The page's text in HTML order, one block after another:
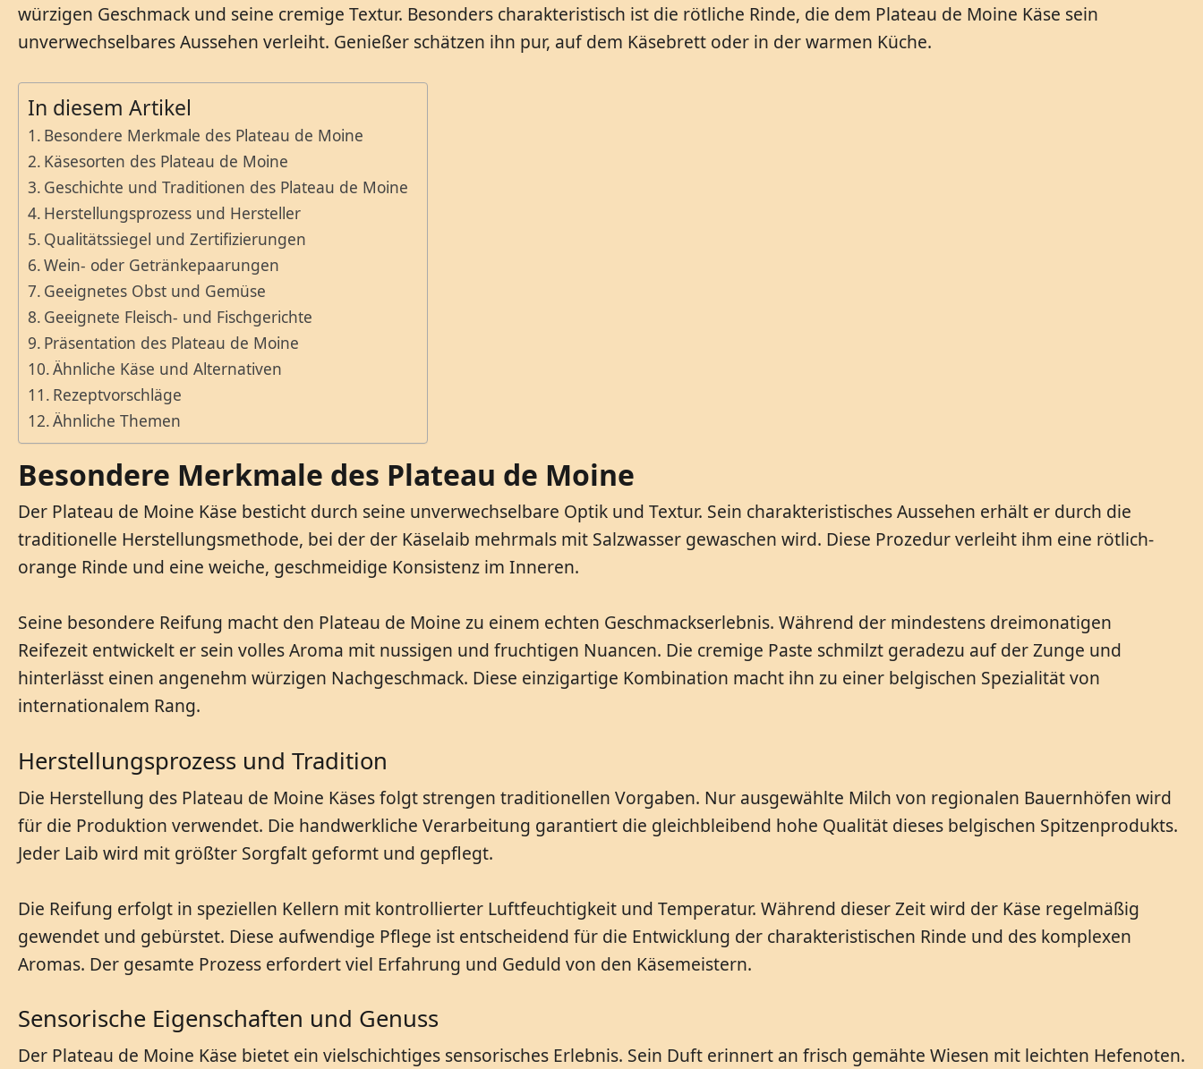
würzigen Geschmack und seine cremige Textur. Besonders charakteristisch ist die rötliche Rinde, die dem Plateau de Moine Käse sein
unverwechselbares Aussehen verleiht. Genießer schätzen ihn pur, auf dem Käsebrett oder in der warmen Küche.
In diesem Artikel
Besondere Merkmale des Plateau de Moine
Käsesorten des Plateau de Moine
Geschichte und Traditionen des Plateau de Moine
Herstellungsprozess und Hersteller
Qualitätssiegel und Zertifizierungen
Wein- oder Getränkepaarungen
Geeignetes Obst und Gemüse
Geeignete Fleisch- und Fischgerichte
Präsentation des Plateau de Moine
Ähnliche Käse und Alternativen
Rezeptvorschläge
Ähnliche Themen
Besondere Merkmale des Plateau de Moine
Der Plateau de Moine Käse besticht durch seine unverwechselbare Optik und Textur. Sein charakteristisches Aussehen erhält er durch die
traditionelle Herstellungsmethode, bei der der Käselaib mehrmals mit Salzwasser gewaschen wird. Diese Prozedur verleiht ihm eine rötlich-
orange Rinde und eine weiche, geschmeidige Konsistenz im Inneren.
Seine besondere Reifung macht den Plateau de Moine zu einem echten Geschmackserlebnis. Während der mindestens dreimonatigen
Reifezeit entwickelt er sein volles Aroma mit nussigen und fruchtigen Nuancen. Die cremige Paste schmilzt geradezu auf der Zunge und
hinterlässt einen angenehm würzigen Nachgeschmack. Diese einzigartige Kombination macht ihn zu einer belgischen Spezialität von
internationalem Rang.
Herstellungsprozess und Tradition
Die Herstellung des Plateau de Moine Käses folgt strengen traditionellen Vorgaben. Nur ausgewählte Milch von regionalen Bauernhöfen wird
für die Produktion verwendet. Die handwerkliche Verarbeitung garantiert die gleichbleibend hohe Qualität dieses belgischen Spitzenprodukts.
Jeder Laib wird mit größter Sorgfalt geformt und gepflegt.
Die Reifung erfolgt in speziellen Kellern mit kontrollierter Luftfeuchtigkeit und Temperatur. Während dieser Zeit wird der Käse regelmäßig
gewendet und gebürstet. Diese aufwendige Pflege ist entscheidend für die Entwicklung der charakteristischen Rinde und des komplexen
Aromas. Der gesamte Prozess erfordert viel Erfahrung und Geduld von den Käsemeistern.
Sensorische Eigenschaften und Genuss
Der Plateau de Moine Käse bietet ein vielschichtiges sensorisches Erlebnis. Sein Duft erinnert an frisch gemähte Wiesen mit leichten Hefenoten.